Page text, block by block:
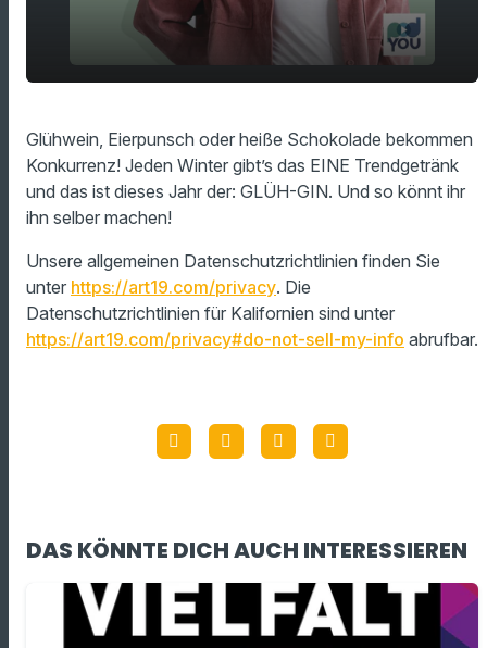
play_arrow
00:00 01:01
Glühwein, Eierpunsch oder heiße Schokolade bekommen
Konkurrenz! Jeden Winter gibt’s das EINE Trendgetränk
und das ist dieses Jahr der: GLÜH-GIN. Und so könnt ihr
ihn selber machen!
Unsere allgemeinen Datenschutzrichtlinien finden Sie
unter https://art19.com/privacy. Die
Datenschutzrichtlinien für Kalifornien sind unter
https://art19.com/privacy#do-not-sell-my-info abrufbar.
DAS KÖNNTE DICH AUCH INTERESSIEREN